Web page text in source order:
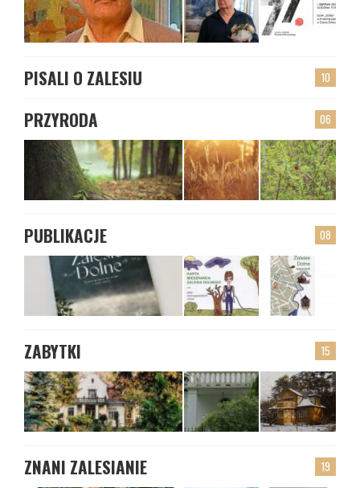
10
PISALI O ZALESIU
06
PRZYRODA
08
PUBLIKACJE
15
ZABYTKI
19
ZNANI ZALESIANIE